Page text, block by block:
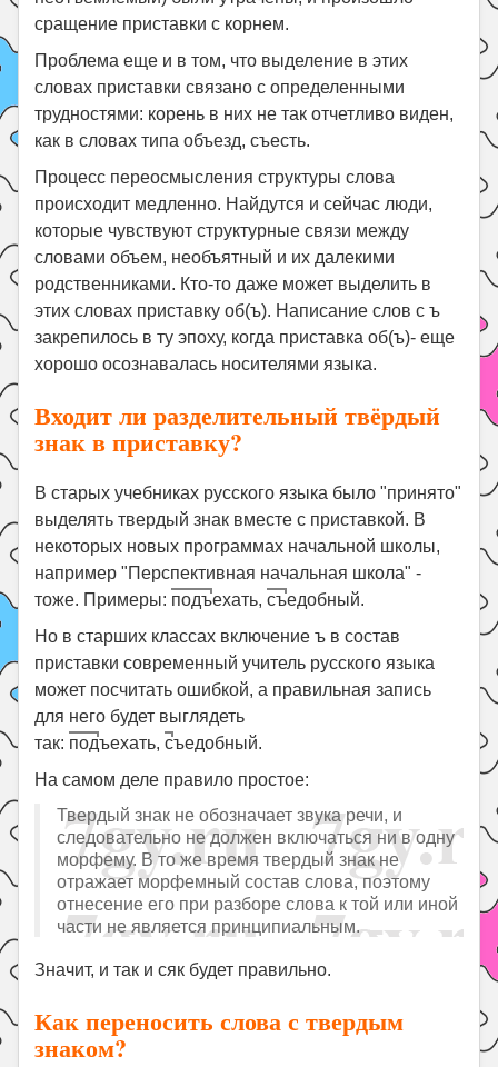
сращение приставки с корнем.
Проблема еще и в том, что выделение в этих
словах приставки связано с определенными
трудностями: корень в них не так отчетливо виден,
как в словах типа объезд, съесть.
Процесс переосмысления структуры слова
происходит медленно. Найдутся и сейчас люди,
которые чувствуют структурные связи между
словами объем, необъятный и их далекими
родственниками. Кто-то даже может выделить в
этих словах приставку об(ъ). Написание слов с ъ
закрепилось в ту эпоху, когда приставка об(ъ)- еще
хорошо осознавалась носителями языка.
Входит ли разделительный твёрдый
знак в приставку?
В старых учебниках русского языка было "принято"
выделять твердый знак вместе с приставкой. В
некоторых новых программах начальной школы,
например "Перспективная начальная школа" -
тоже. Примеры: подъехать,съедобный.
Но в старших классах включение ъ в состав
приставки современный учитель русского языка
может посчитать ошибкой, а правильная запись
для него будет выглядеть
так: подъехать,съедобный.
На самом деле правило простое:
Твердый знак не обозначает звука речи, и
следовательно не должен включаться ни в одну
морфему. В то же время твердый знак не
отражает морфемный состав слова, поэтому
отнесение его при разборе слова к той или иной
части не является принципиальным.
Значит, и так и сяк будет правильно.
Как переносить слова с твердым
знаком?